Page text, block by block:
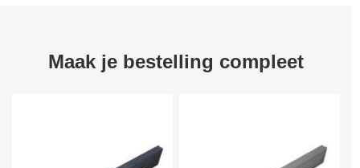
Maak je bestelling compleet